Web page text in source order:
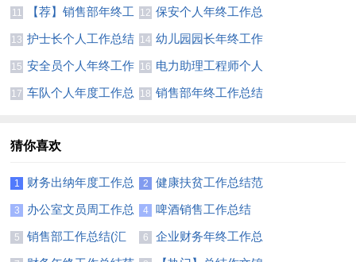
10篇
作总结
11
【荐】销售部年终工
作总结
12 保安个人年终工作总
结通用15篇
13 护士长个人工作总结
范文
14 幼儿园园长年终工作
总结合集15篇
15 安全员个人年终工作
总结(汇编15篇)
16 电力助理工程师个人
总结
17 车队个人年度工作总
18 销售部年终工作总结
猜你喜欢
1
财务出纳年度工作总
结11篇
2
健康扶贫工作总结范
文
3
办公室文员周工作总
结
4 啤酒销售工作总结
5
销售部工作总结(汇
6
企业财务年终工作总